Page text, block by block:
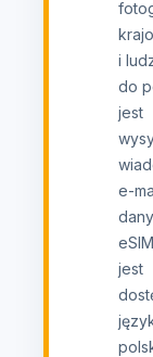
i
do
jest
e-
jest